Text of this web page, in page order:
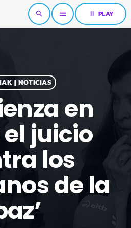
search menu pause PLAY
| NOTICIAS
en
juicio
los
de la